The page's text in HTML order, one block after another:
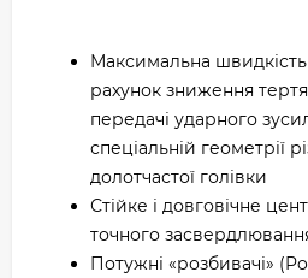
Максимальна швидкість
рахунок зниження
передачі ударного
спеціальній геометрії
долотчастої голівки
Стійке і довговічне
точного
Потужні «розбивачі»